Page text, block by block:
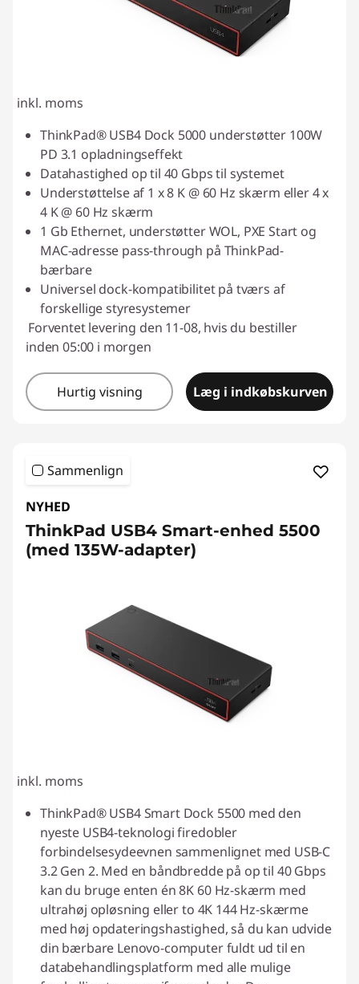
inkl. moms
ThinkPad® USB4 Dock 5000 understøtter 100W
PD 3.1 opladningseffekt
Datahastighed op til 40 Gbps til systemet
Understøttelse af 1 x 8 K @ 60 Hz skærm eller 4 x
4 K @ 60 Hz skærm
1 Gb Ethernet, understøtter WOL, PXE Start og
MAC-adresse pass-through på ThinkPad-
bærbare
Universel dock-kompatibilitet på tværs af
forskellige styresystemer
Forventet levering den 11-08, hvis du bestiller
inden 05:00 i morgen
Hurtig visning Læg i indkøbskurven
Sammenlign
NYHED
ThinkPad USB4 Smart-enhed 5500
(med 135W-adapter)
inkl. moms
ThinkPad® USB4 Smart Dock 5500 med den
nyeste USB4-teknologi firedobler
forbindelsesydeevnen sammenlignet med USB-C
3.2 Gen 2. Med en båndbredde på op til 40 Gbps
kan du bruge enten én 8K 60 Hz-skærm med
ultrahøj opløsning eller to 4K 144 Hz-skærme
med høj opdateringshastighed, så du kan udvide
din bærbare Lenovo-computer fuldt ud til en
databehandlingsplatform med alle mulige